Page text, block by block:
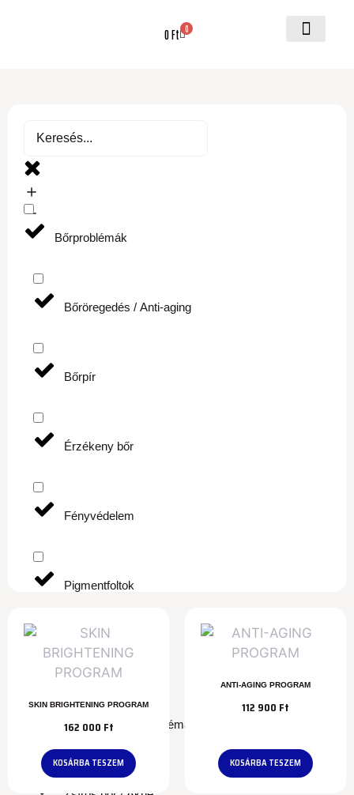
0Ft 0
Bőrproblémák
Bőröregedés / Anti-aging
Bőrpír
Érzékeny bőr
Fényvédelem
Pigmentfoltok
Száraz bőr
Szemkörnyéki problémák
SKIN BRIGHTENING PROGRAM
162 000 Ft
KOSÁRBA TESZEM
ANTI-AGING PROGRAM
112 900 Ft
KOSÁRBA TESZEM